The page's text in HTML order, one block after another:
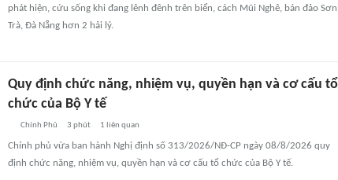
phát hiện, cứu sống khi đang lênh đênh trên biển, cách Mũi Nghê, bán đảo Sơn
Trà, Đà Nẵng hơn 2 hải lý.
Quy định chức năng, nhiệm vụ, quyền hạn và cơ cấu tổ
chức của Bộ Y tế
Chính Phủ 3 phút 1 liên quan
Chính phủ vừa ban hành Nghị định số 313/2026/NĐ-CP ngày 08/8/2026 quy
định chức năng, nhiệm vụ, quyền hạn và cơ cấu tổ chức của Bộ Y tế.